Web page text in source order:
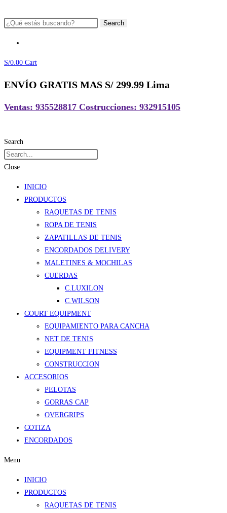
al
Search
S/0.00 Cart
ENVÍO GRATIS MAS S/ 299.99 Lima
Ventas: 935528817 Costrucciones: 932915105
Search
Close
INICIO
PRODUCTOS
RAQUETAS DE TENIS
ROPA DE TENIS
ZAPATILLAS DE TENIS
ENCORDADOS DELIVERY
MALETINES & MOCHILAS
CUERDAS
C.LUXILON
C.WILSON
COURT EQUIPMENT
EQUIPAMIENTO PARA CANCHA
NET DE TENIS
EQUIPMENT FITNESS
CONSTRUCCION
ACCESORIOS
PELOTAS
GORRAS CAP
OVERGRIPS
COTIZA
ENCORDADOS
Menu
INICIO
PRODUCTOS
RAQUETAS DE TENIS